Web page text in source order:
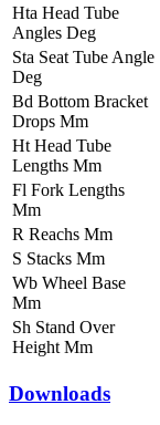
Hta Head Tube
Angles Deg
Sta Seat Tube Angle
Deg
Bd Bottom Bracket
Drops Mm
Ht Head Tube
Lengths Mm
Fl Fork Lengths
Mm
R Reachs Mm
S Stacks Mm
Wb Wheel Base
Mm
Sh Stand Over
Height Mm
Downloads